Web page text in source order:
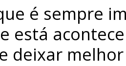
é sempre
está
deixar